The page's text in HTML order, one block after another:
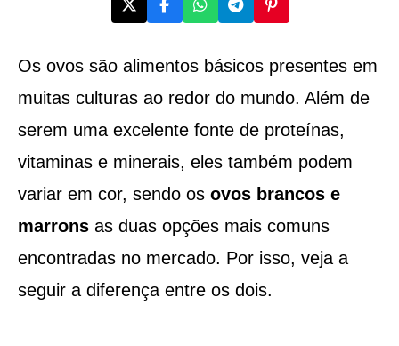
Os ovos são alimentos básicos presentes em
muitas culturas ao redor do mundo. Além de
serem uma excelente fonte de proteínas,
vitaminas e minerais, eles também podem
variar em cor, sendo os ovos brancos e
marronsas duas opções mais comuns
encontradas no mercado. Por isso, veja a
seguir a diferença entre os dois.